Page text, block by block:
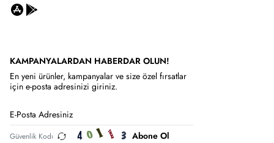
KAMPANYALARDAN HABERDAR OLUN!
En yeni ürünler, kampanyalar ve size özel fırsatlar
için e-posta adresinizi giriniz.
Abone Ol